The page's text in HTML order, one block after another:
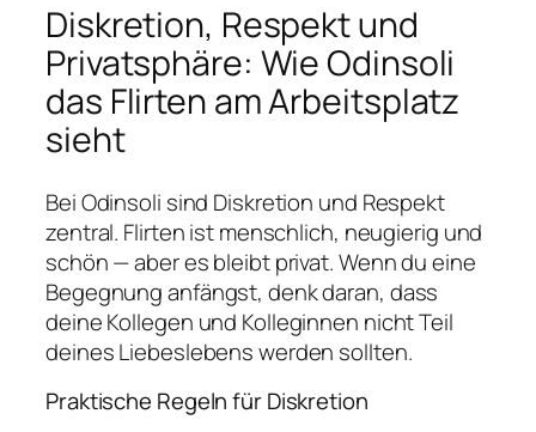
Diskretion, Respekt und
Privatsphäre: Wie Odinsoli
das Flirten am Arbeitsplatz
sieht
Bei Odinsoli sind Diskretion und Respekt
zentral. Flirten ist menschlich, neugierig und
schön — aber es bleibt privat. Wenn du eine
Begegnung anfängst, denk daran, dass
deine Kollegen und Kolleginnen nicht Teil
deines Liebeslebens werden sollten.
Praktische Regeln für Diskretion